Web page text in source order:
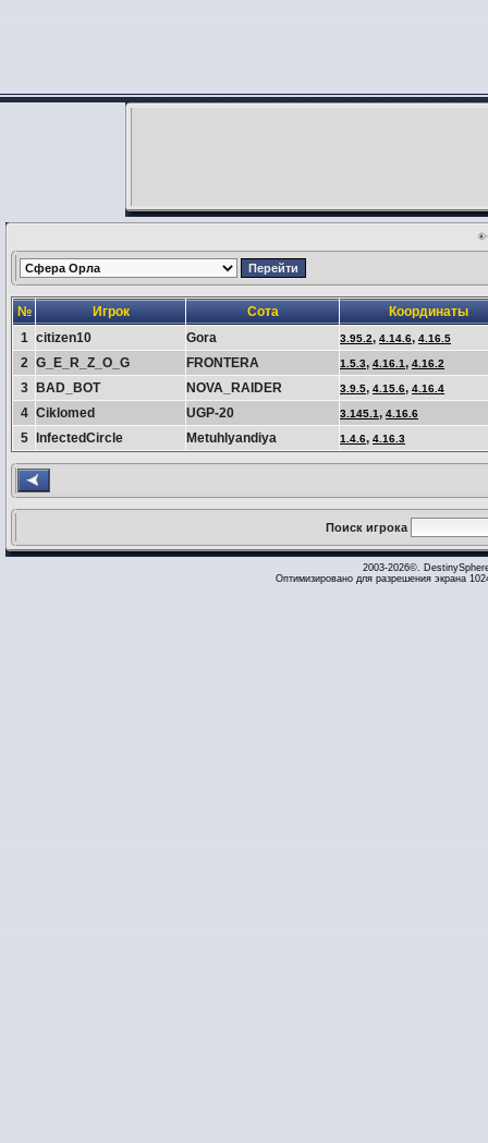
№ Игрок Сота
Координаты
1 citizen10 Gora 3.95.2, 4.14.6, 4.16.5
2 G_E_R_Z_O_G FRONTERA 1.5.3, 4.16.1, 4.16.2
3 BAD_BOT NOVA_RAIDER 3.9.5, 4.15.6, 4.16.4
4 Ciklomed UGP-20 3.145.1, 4.16.6
5 InfectedCircle Metuhlyandiya 1.4.6, 4.16.3
Поиск игрока
2003-2026©.
Оптимизировано для разрешения экрана